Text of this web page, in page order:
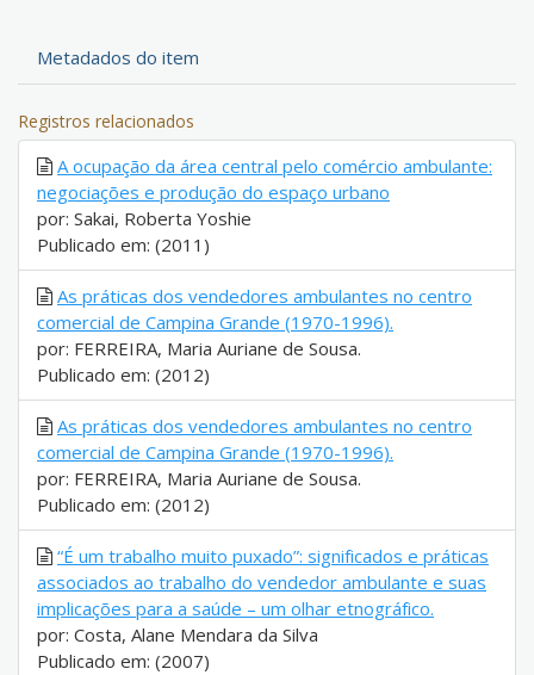
Metadados do item
Registros relacionados
A ocupação da área central pelo comércio ambulante:
negociações e produção do espaço urbano
por: Sakai, Roberta Yoshie
Publicado em: (2011)
As práticas dos vendedores ambulantes no centro
comercial de Campina Grande (1970-1996).
por: FERREIRA, Maria Auriane de Sousa.
Publicado em: (2012)
As práticas dos vendedores ambulantes no centro
comercial de Campina Grande (1970-1996).
por: FERREIRA, Maria Auriane de Sousa.
Publicado em: (2012)
“É um trabalho muito puxado”: significados e práticas
associados ao trabalho do vendedor ambulante e suas
implicações para a saúde – um olhar etnográfico.
por: Costa, Alane Mendara da Silva
Publicado em: (2007)